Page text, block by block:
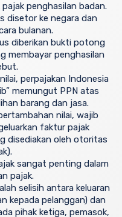
penghasilan badan.
disetor ke negara dan
bulanan.
diberikan bukti potong
membayar penghasilan
perpajakan Indonesia
memungut PPN atas
barang dan jasa.
nilai, wajib
faktur pajak
disediakan oleh otoritas
sangat penting dalam
pajak.
selisih antara keluaran
kepada pelanggan) dan
pihak ketiga, pemasok,